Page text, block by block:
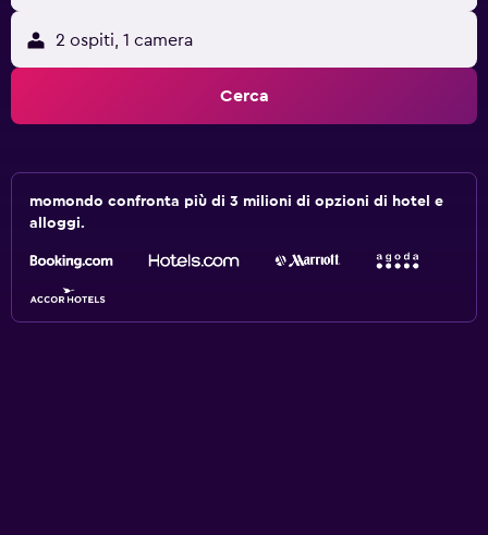
2 ospiti, 1 camera
Cerca
momondo confronta più di 3 milioni di opzioni di hotel e
alloggi.